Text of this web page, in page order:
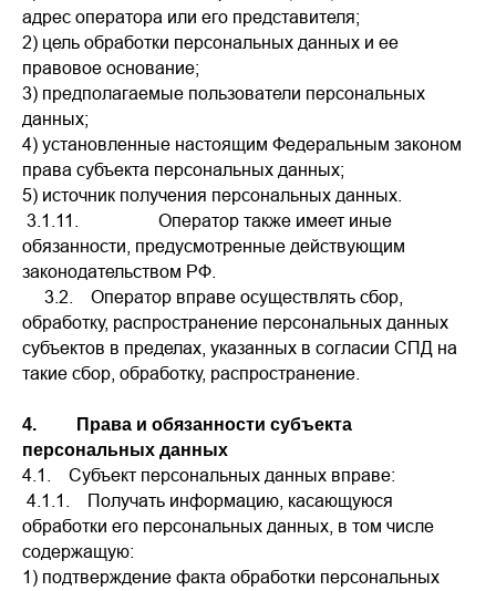
адрес оператора или его представителя;
2) цель обработки персональных данных и ее
правовое основание;
3) предполагаемые пользователи персональных
данных;
4) установленные настоящим Федеральным законом
права субъекта персональных данных;
5) источник получения персональных данных.
3.1.11. Оператор также имеет иные
обязанности, предусмотренные действующим
законодательством РФ.
3.2. Оператор вправе осуществлять сбор,
обработку, распространение персональных данных
субъектов в пределах, указанных в согласии СПД на
такие сбор, обработку, распространение.
4. Права и обязанности субъекта
персональных данных
4.1. Субъект персональных данных вправе:
4.1.1. Получать информацию, касающуюся
обработки его персональных данных, в том числе
содержащую:
1) подтверждение факта обработки персональных